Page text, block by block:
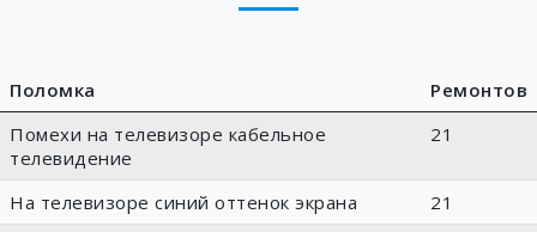
Поломка
Ремонтов
Помехи на телевизоре кабельное
телевидение
21
На телевизоре синий оттенок экрана
21